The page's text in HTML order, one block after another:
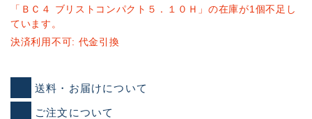
「ＢＣ４ ブリストコンパクト５．１０Ｈ」の在庫が1個不足し
ています。
決済利用不可: 代金引換
送料・お届けについて
ご注文について